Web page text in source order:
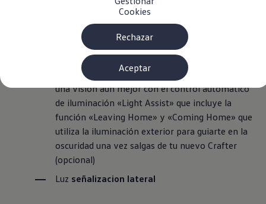
Aceptar
Rechazar
Cookies
Ventajas para profesionales
Ventajas para particulares
Profesionales
My Leasing
Financiación Estándar
Financiación para Volkswagen de ocasión
Seguros
Volkswagen 4Business
My Renting
Particulares
My Way
Financiación Estándar
Financiación para Volkswagen de ocasión
Seguros
My Renting
Conectividad
Faros LED con luz deconducción diurna LED
(como opcional)
Faros antinieblaincl. luz de curva estática
Faros dobleshalógenos
El paquete opcional “Luz y Visibilidad
una visión aún mejor con el control automático
de iluminación «Light Assist» que incluye la
función «Leaving Home» y «Coming Home» que
utiliza la iluminación exterior para guiarte en la
oscuridad una vez salgas de tu nuevo Crafter
(opcional)
Luz señalizacion lateral